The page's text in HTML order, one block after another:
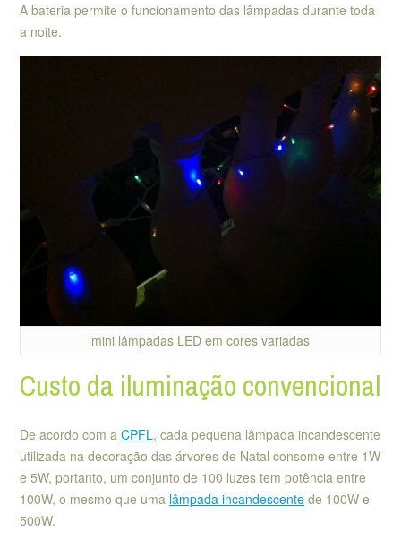
A bateria permite o funcionamento das lâmpadas durante toda
a noite.
mini lâmpadas LED em cores variadas
Custo da iluminação convencional
De acordo com a CPFL, cada pequena lâmpada incandescente
utilizada na decoração das árvores de Natal consome entre 1W
e 5W, portanto, um conjunto de 100 luzes tem potência entre
100W, o mesmo que uma lâmpada incandescente de 100W e
500W.